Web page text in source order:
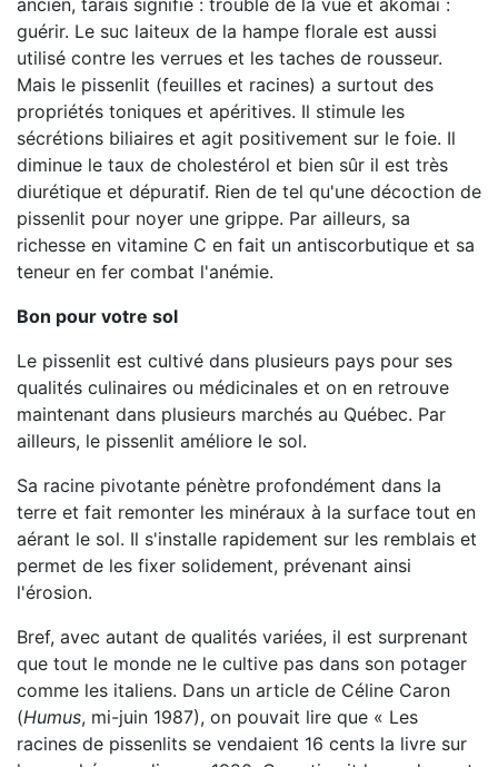
ancien, tarais signifie : trouble de la vue et akomai :
guérir. Le suc laiteux de la hampe florale est aussi
utilisé contre les verrues et les taches de rousseur.
Mais le pissenlit (feuilles et racines) a surtout des
propriétés toniques et apéritives. Il stimule les
sécrétions biliaires et agit positivement sur le foie. Il
diminue le taux de cholestérol et bien sûr il est très
diurétique et dépuratif. Rien de tel qu'une décoction de
pissenlit pour noyer une grippe. Par ailleurs, sa
richesse en vitamine C en fait un antiscorbutique et sa
teneur en fer combat l'anémie.
Bon pour votre sol
Le pissenlit est cultivé dans plusieurs pays pour ses
qualités culinaires ou médicinales et on en retrouve
maintenant dans plusieurs marchés au Québec. Par
ailleurs, le pissenlit améliore le sol.
Sa racine pivotante pénètre profondément dans la
terre et fait remonter les minéraux à la surface tout en
aérant le sol. Il s'installe rapidement sur les remblais et
permet de les fixer solidement, prévenant ainsi
l'érosion.
Bref, avec autant de qualités variées, il est surprenant
que tout le monde ne le cultive pas dans son potager
comme les italiens. Dans un article de Céline Caron
(Humus, mi-juin 1987), on pouvait lire que « Les
racines de pissenlits se vendaient 16 cents la livre sur